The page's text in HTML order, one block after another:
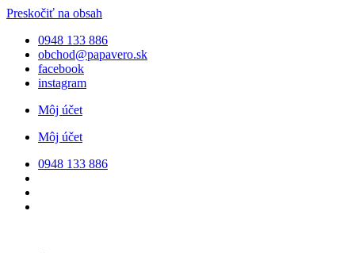
Preskočiť na obsah
0948 133 886
obchod@papavero.sk
facebook
instagram
Môj účet
Môj účet
0948 133 886